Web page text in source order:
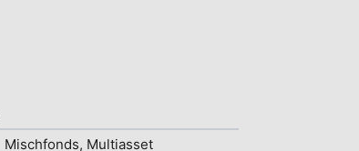
Mischfonds, Multiasset